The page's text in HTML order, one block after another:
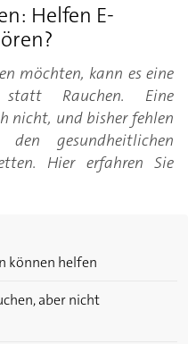
Helfen E-
möchten, kann es eine
Rauchen. Eine
nicht, und bisher fehlen
gesundheitlichen
Hier erfahren Sie
können helfen
aber nicht